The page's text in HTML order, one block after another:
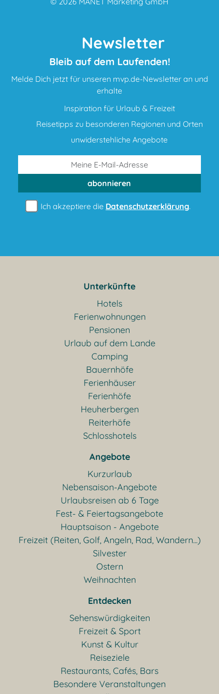
Newsletter
Bleib auf dem Laufenden!
Melde Dich jetzt für unseren mvp.de-Newsletter an und
erhalte
Inspiration für Urlaub & Freizeit
Reisetipps zu besonderen Regionen und Orten
unwiderstehliche Angebote
abonnieren
Ich akzeptiere die Datenschutzerklärung.
Unterkünfte
Hotels
Ferienwohnungen
Pensionen
Urlaub auf dem Lande
Camping
Bauernhöfe
Ferienhäuser
Ferienhöfe
Heuherbergen
Reiterhöfe
Schlosshotels
Angebote
Kurzurlaub
Nebensaison-Angebote
Urlaubsreisen ab 6 Tage
Fest- & Feiertagsangebote
Hauptsaison - Angebote
Freizeit (Reiten, Golf, Angeln, Rad, Wandern...)
Silvester
Ostern
Weihnachten
Entdecken
Sehenswürdigkeiten
Freizeit & Sport
Kunst & Kultur
Reiseziele
Restaurants, Cafés, Bars
Besondere Veranstaltungen